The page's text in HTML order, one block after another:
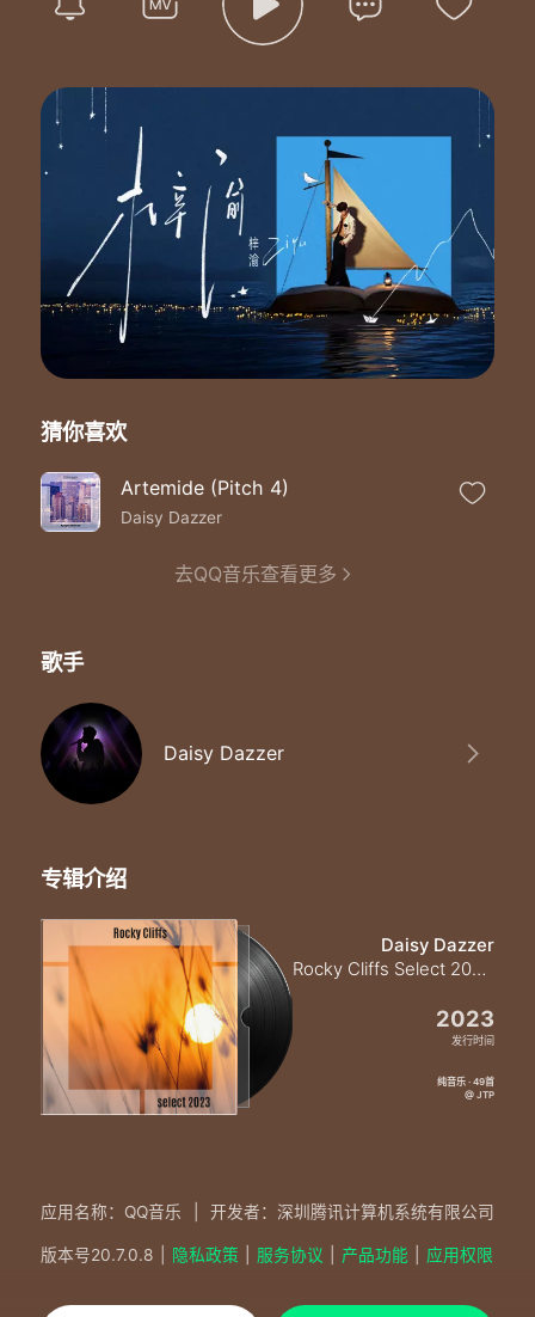
猜你喜欢
Artemide (Pitch 4)
Daisy Dazzer
去QQ音乐查看更多
歌手
Daisy Dazzer
专辑介绍
Daisy Dazzer
Rocky Cliffs Select 2023 (Explicit)
2023
发行时间
纯音乐 · 49首
@ JTP
应用名称：QQ音乐 开发者：深圳腾讯计算机系统有限公司
版本号20.7.0.8 隐私政策 服务协议 产品功能 应用权限